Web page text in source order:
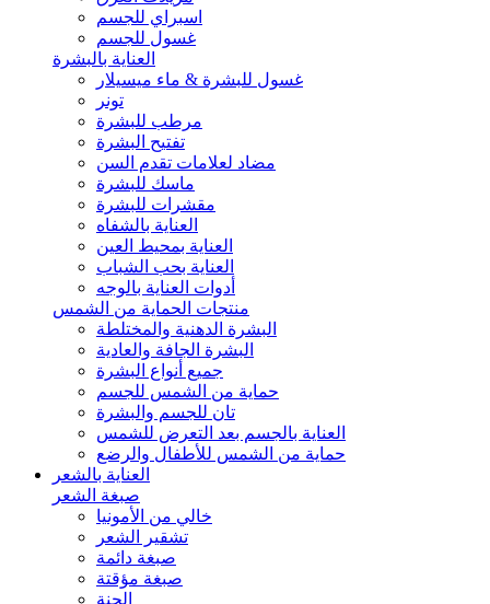
اسبراي للجسم
غسول للجسم
العناية بالبشرة
غسول للبشرة & ماء ميسيلار
تونر
مرطب للبشرة
تفتيح البشرة
مضاد لعلامات تقدم السن
ماسك للبشرة
مقشرات للبشرة
العناية بالشفاه
العناية بمحيط العين
العناية بحب الشباب
أدوات العناية بالوجه
منتجات الحماية من الشمس
البشرة الدهنية والمختلطة
البشرة الجافة والعادية
جميع أنواع البشرة
حماية من الشمس للجسم
تان للجسم والبشرة
العناية بالجسم بعد التعرض للشمس
حماية من الشمس للأطفال والرضع
العناية بالشعر
صبغة الشعر
خالي من الأمونيا
تشقير الشعر
صبغة دائمة
صبغة مؤقتة
الحنة